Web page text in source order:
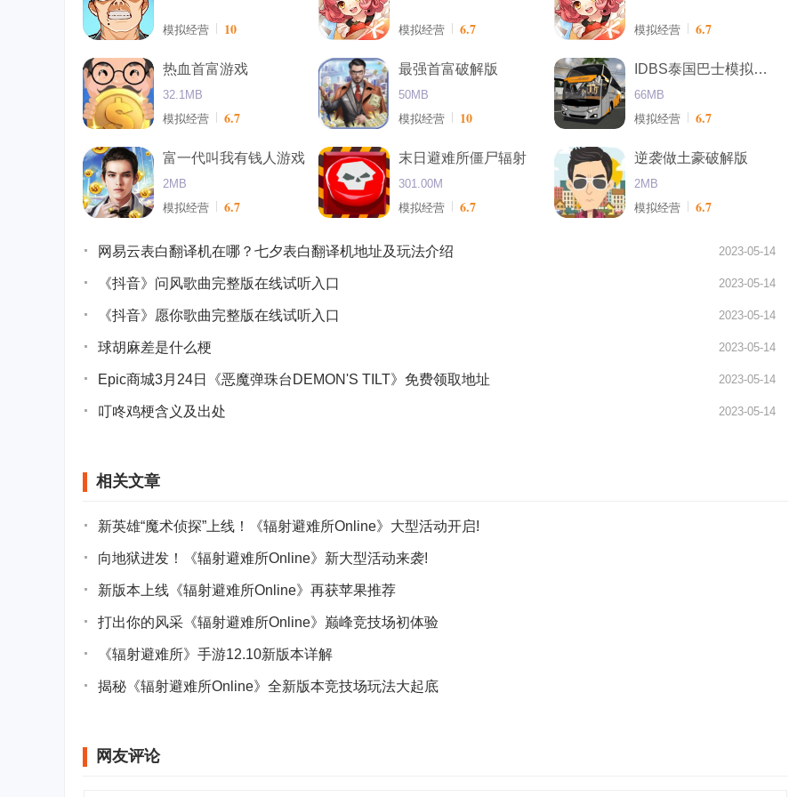
模拟经营 10 模拟经营 6.7 模拟经营 6.7
热血首富游戏
32.1MB
模拟经营
6.7
最强首富破解版
50MB
模拟经营
10
IDBS泰国巴士模拟器2019中文版
66MB
模拟经营
6.7
富一代叫我有钱人游戏
2MB
模拟经营
6.7
末日避难所僵尸辐射
301.00M
模拟经营
6.7
逆袭做土豪破解版
2MB
模拟经营
6.7
网易云表白翻译机在哪？七夕表白翻译机地址及玩法介绍 2023-05-14
《抖音》问风歌曲完整版在线试听入口 2023-05-14
《抖音》愿你歌曲完整版在线试听入口 2023-05-14
球胡麻差是什么梗 2023-05-14
Epic商城3月24日《恶魔弹珠台DEMON'S TILT》免费领取地址 2023-05-14
叮咚鸡梗含义及出处 2023-05-14
相关文章
新英雄“魔术侦探”上线！《辐射避难所Online》大型活动开启!
向地狱进发！《辐射避难所Online》新大型活动来袭!
新版本上线《辐射避难所Online》再获苹果推荐
打出你的风采《辐射避难所Online》巅峰竞技场初体验
《辐射避难所》手游12.10新版本详解
揭秘《辐射避难所Online》全新版本竞技场玩法大起底
网友评论